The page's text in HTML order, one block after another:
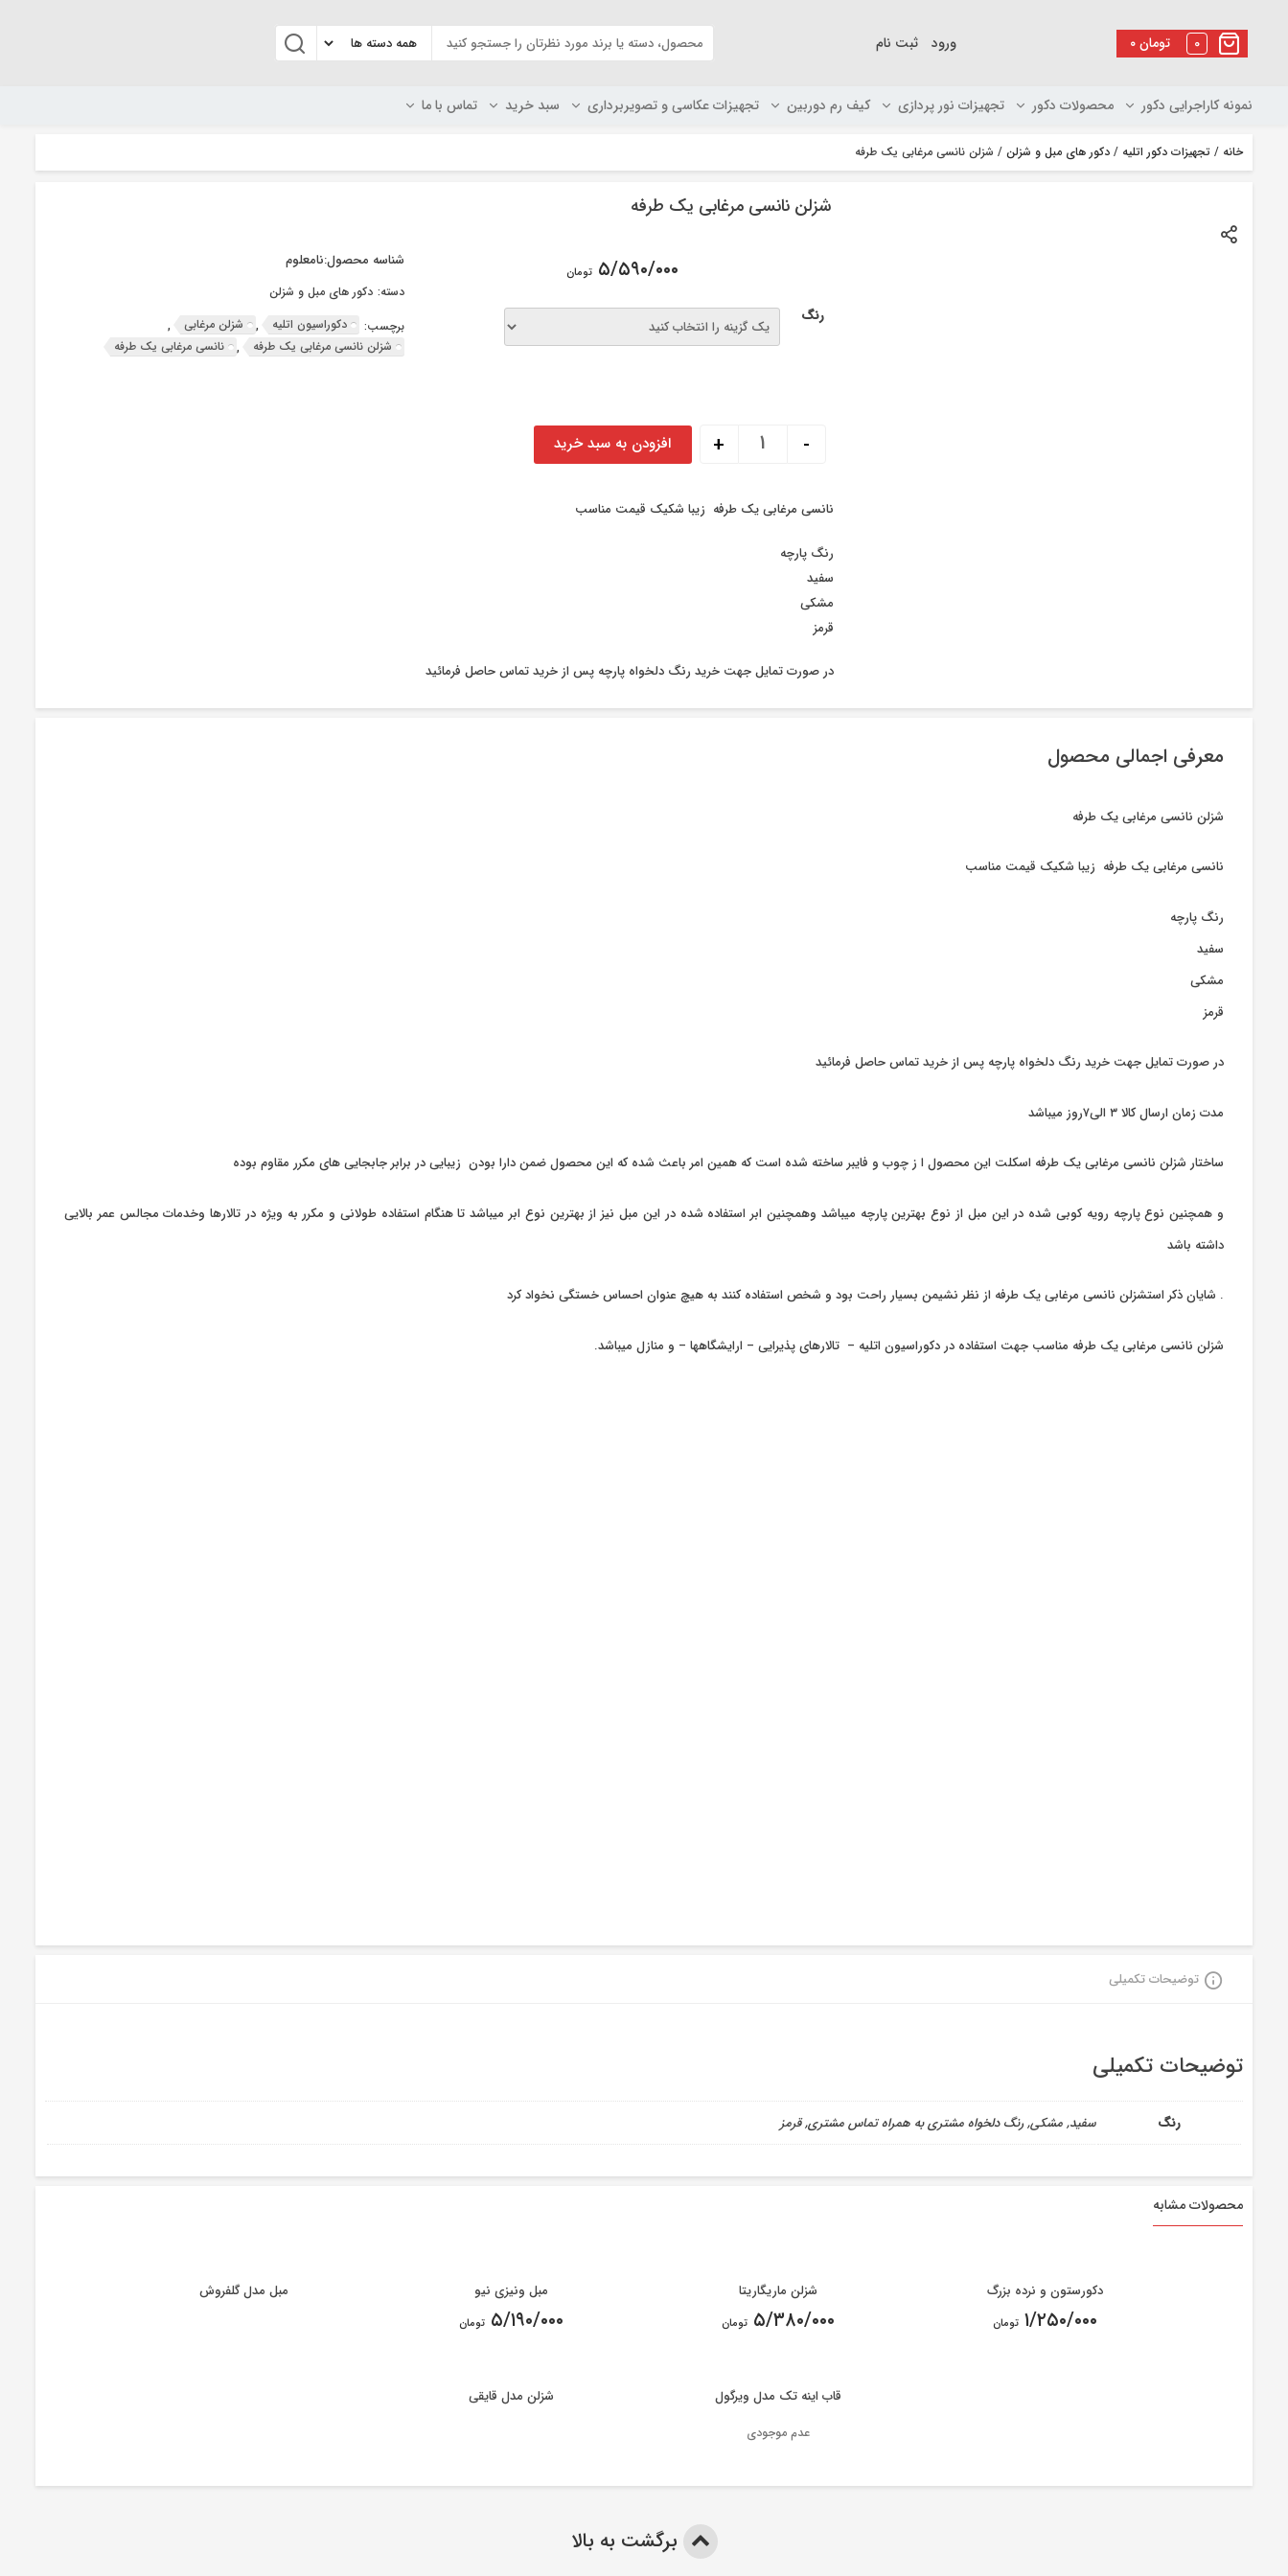
۰تومان 0 ورود ثبت نام
نمونه کاراجرایی دکور محصولات دکور تجهیزات نور پردازی کیف رم دوربین تجهیزات عکاسی و تصویربرداری سبد خرید تماس با ما
خانه / تجهیزات دکور اتلیه / دکور های مبل و شزلن / شزلن نانسی مرغابی یک طرفه
شزلن نانسی مرغابی یک طرفه
۵/۵۹۰/۰۰۰ تومان
رنگ
شزلن نانسی مرغابی یک طرفه عدد
-
+ افزودن به سبد خرید
شناسه محصول:نامعلوم
دسته: دکور های مبل و شزلن
برچسب:
دکوراسیون اتلیه , شزلن مرغابی
,
شزلن نانسی مرغابی یک طرفه
, نانسی مرغابی یک طرفه
نانسی مرغابی یک طرفه زیبا شکیک قیمت مناسب
رنگ پارچه
سفید
مشکی
قرمز
در صورت تمایل جهت خرید رنگ دلخواه پارچه پس از خرید تماس حاصل فرمائید
معرفی اجمالی محصول
شزلن نانسی مرغابی یک طرفه
نانسی مرغابی یک طرفه زیبا شکیک قیمت مناسب
رنگ پارچه
سفید
مشکی
قرمز
در صورت تمایل جهت خرید رنگ دلخواه پارچه پس از خرید تماس حاصل فرمائید
مدت زمان ارسال کالا ۳ الی۷روز میباشد
ساختار شزلن نانسی مرغابی یک طرفه اسکلت این محصول ا ز چوب و فایبر ساخته شده است که همین امر باعث شده که این محصول ضمن دارا بودن زیبایی در برابر جابجایی های مکرر مقاوم بوده
و همچنین نوع پارچه رویه کوبی شده در این مبل از نوع بهترین پارچه میباشد وهمچنین ابر استفاده شده در این مبل نیز از بهترین نوع ابر میباشد تا هنگام استفاده طولانی و مکرر به ویژه در تالارها وخدمات مجالس عمر بالایی
داشته باشد
. شایان ذکر استشزلن نانسی مرغابی یک طرفه از نظر نشیمن بسیار راحت بود و شخص استفاده کنند به هیچ عنوان احساس خستگی نخواد کرد
شزلن نانسی مرغابی یک طرفه مناسب جهت استفاده در دکوراسیون اتلیه – تالارهای پذیرایی – ارایشگاهها – و منازل میباشد.
توضیحات تکمیلی
توضیحات تکمیلی
رنگ سفید, مشکی, رنگ دلخواه مشتری به همراه تماس مشتری, قرمز
محصولات مشابه
دکورستون و نرده بزرگ
۱/۲۵۰/۰۰۰ تومان
شزلن ماریگاریتا
۵/۳۸۰/۰۰۰ تومان
مبل ونیزی نیو
۵/۱۹۰/۰۰۰ تومان
مبل مدل گلفروش
قاب اینه تک مدل ویرگول
عدم موجودی
شزلن مدل قایقی
برگشت به بالا